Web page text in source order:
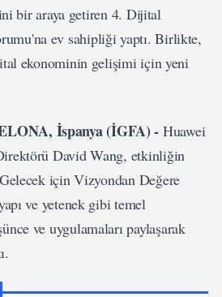
bir araya getiren 4. Dijital
ev sahipliği yaptı. Birlikte,
ekonominin gelişimi için yeni
İspanya (İGFA) - Huawei
David Wang, etkinliğin
için Vizyondan Değere
ve yetenek gibi temel
ve uygulamaları paylaşarak